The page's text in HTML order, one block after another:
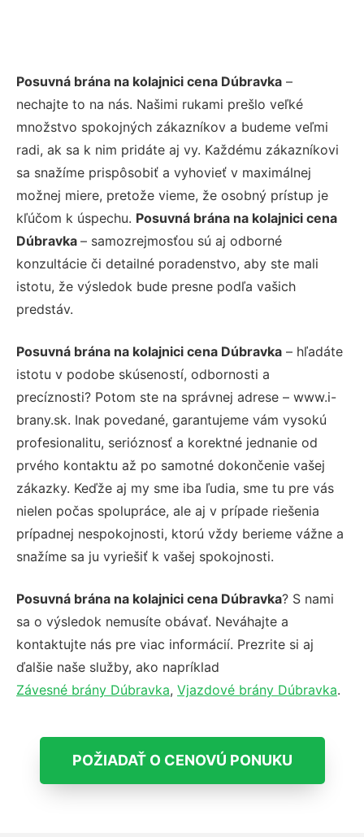
Posuvná brána na kolajnici cena Dúbravka –
nechajte to na nás. Našimi rukami prešlo veľké
množstvo spokojných zákazníkov a budeme veľmi
radi, ak sa k nim pridáte aj vy. Každému zákazníkovi
sa snažíme prispôsobiť a vyhovieť v maximálnej
možnej miere, pretože vieme, že osobný prístup je
kľúčom k úspechu. Posuvná brána na kolajnici cena
Dúbravka – samozrejmosťou sú aj odborné
konzultácie či detailné poradenstvo, aby ste mali
istotu, že výsledok bude presne podľa vašich
predstáv.
Posuvná brána na kolajnici cena Dúbravka – hľadáte
istotu v podobe skúseností, odbornosti a
precíznosti? Potom ste na správnej adrese – www.i-
brany.sk. Inak povedané, garantujeme vám vysokú
profesionalitu, serióznosť a korektné jednanie od
prvého kontaktu až po samotné dokončenie vašej
zákazky. Keďže aj my sme iba ľudia, sme tu pre vás
nielen počas spolupráce, ale aj v prípade riešenia
prípadnej nespokojnosti, ktorú vždy berieme vážne a
snažíme sa ju vyriešiť k vašej spokojnosti.
Posuvná brána na kolajnici cena Dúbravka? S nami
sa o výsledok nemusíte obávať. Neváhajte a
kontaktujte nás pre viac informácií. Prezrite si aj
ďalšie naše služby, ako napríklad
Závesné brány Dúbravka, Vjazdové brány Dúbravka.
POŽIADAŤ O CENOVÚ PONUKU